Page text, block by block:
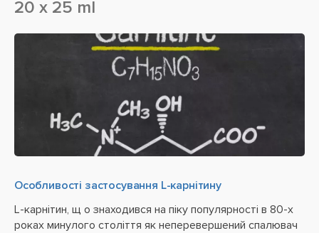
20 x 25 ml
Особливості застосування L-карнітину
L-карнітин, щ о знаходився на піку популярності в 80-х
роках минулого століття як неперевершений спалювач